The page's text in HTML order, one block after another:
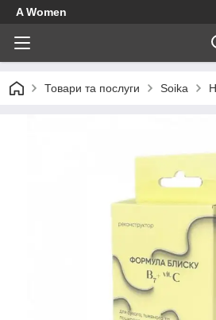
A Women
Товари та послуги Soika